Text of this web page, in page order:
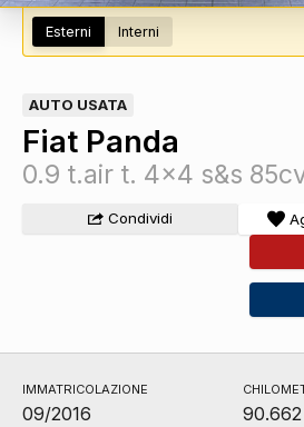
Esterni Interni
AUTO USATA
Fiat Panda
0.9 t.air t. 4x4 s&s
Condividi
IMMATRICOLAZIONE
09/2016